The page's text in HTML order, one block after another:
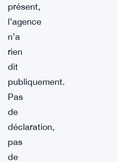
présent,
l’agence
n’a
rien
dit
publiquement.
Pas
de
déclaration,
pas
de